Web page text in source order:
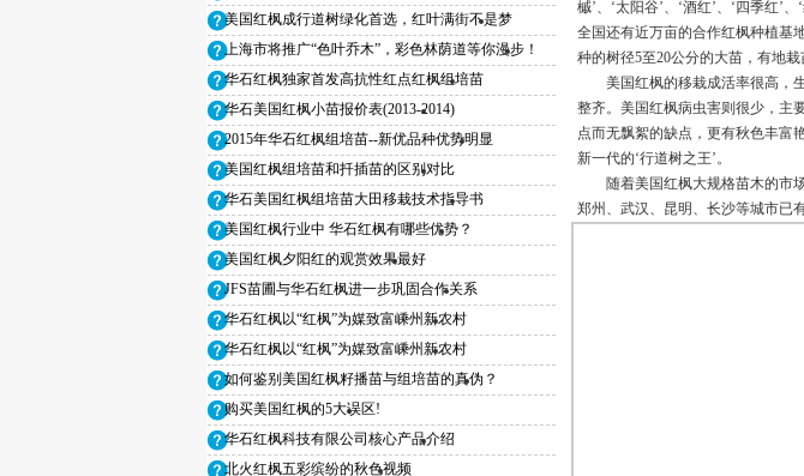
华石北火红枫 华石红枫红芭蕾
华石红枫摩根 华石红枫红太阳
美国红枫成行道树绿化首选，红叶满街不是梦
上海市将推广“色叶乔木”，彩色林荫道等你漫步！
华石红枫独家首发高抗性红点红枫组培苗
华石美国红枫小苗报价表(2013-2014)
2015年华石红枫组培苗--新优品种优势明显
美国红枫组培苗和扦插苗的区别对比
华石美国红枫组培苗大田移栽技术指导书
美国红枫行业中 华石红枫有哪些优势？
美国红枫夕阳红的观赏效果最好
JFS苗圃与华石红枫进一步巩固合作关系
华石红枫以“红枫”为媒致富嵊州新农村
华石红枫以“红枫”为媒致富嵊州新农村
如何鉴别美国红枫籽播苗与组培苗的真伪？
购买美国红枫的5大误区!
华石红枫科技有限公司核心产品介绍
北火红枫五彩缤纷的秋色视频
槭’、‘太阳谷’、‘酒红’、‘四季红’
全国还有近万亩的合作红枫种植基
种的树径5至20公分的大苗，有地栽
美国红枫的移栽成活率很高，
整齐。美国红枫病虫害则很少，主
点而无飘絮的缺点，更有秋色丰富
新一代的‘行道树之王’。
随着美国红枫大规格苗木的市
郑州、武汉、昆明、长沙等城市已